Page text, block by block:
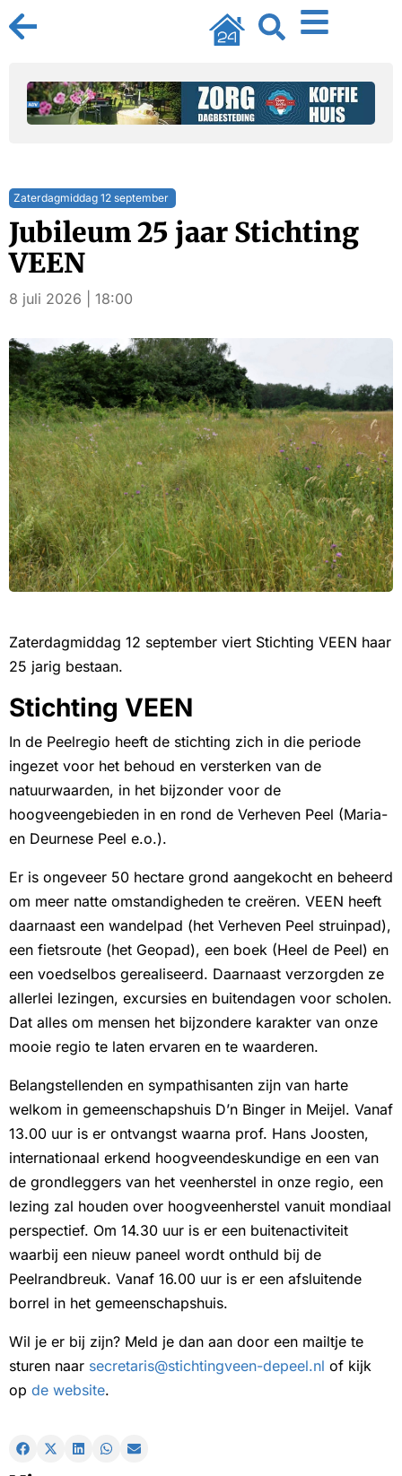
Zaterdagmiddag 12 september
Jubileum 25 jaar Stichting
VEEN
8 juli 2026 | 18:00
Zaterdagmiddag 12 september viert Stichting VEEN haar
25 jarig bestaan.
Stichting VEEN
In de Peelregio heeft de stichting zich in die periode
ingezet voor het behoud en versterken van de
natuurwaarden, in het bijzonder voor de
hoogveengebieden in en rond de Verheven Peel (Maria-
en Deurnese Peel e.o.).
Er is ongeveer 50 hectare grond aangekocht en beheerd
om meer natte omstandigheden te creëren. VEEN heeft
daarnaast een wandelpad (het Verheven Peel struinpad),
een fietsroute (het Geopad), een boek (Heel de Peel) en
een voedselbos gerealiseerd. Daarnaast verzorgden ze
allerlei lezingen, excursies en buitendagen voor scholen.
Dat alles om mensen het bijzondere karakter van onze
mooie regio te laten ervaren en te waarderen.
Belangstellenden en sympathisanten zijn van harte
welkom in gemeenschapshuis D’n Binger in Meijel. Vanaf
13.00 uur is er ontvangst waarna prof. Hans Joosten,
internationaal erkend hoogveendeskundige en een van
de grondleggers van het veenherstel in onze regio, een
lezing zal houden over hoogveenherstel vanuit mondiaal
perspectief. Om 14.30 uur is er een buitenactiviteit
waarbij een nieuw paneel wordt onthuld bij de
Peelrandbreuk. Vanaf 16.00 uur is er een afsluitende
borrel in het gemeenschapshuis.
Wil je er bij zijn? Meld je dan aan door een mailtje te
sturen naar secretaris@stichtingveen-depeel.nl of kijk
op de website.